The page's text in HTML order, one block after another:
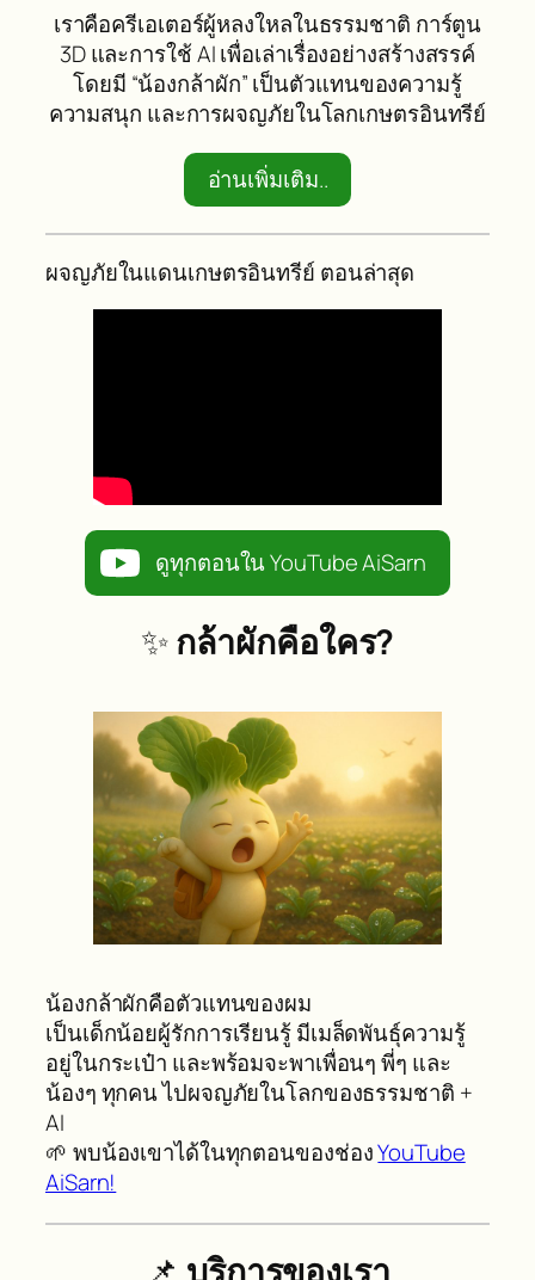
🧑‍🌾 เกี่ยวกับเรา
เราคือครีเอเตอร์ผู้หลงใหลในธรรมชาติ การ์ตูน
3D และการใช้ AI เพื่อเล่าเรื่องอย่างสร้างสรรค์
โดยมี “น้องกล้าผัก” เป็นตัวแทนของความรู้
อ่านเพิ่มเติม..
✨กล้าผักคือใคร?
น้องกล้าผักคือตัวแทนของผม
เป็นเด็กน้อยผู้รักการเรียนรู้ มีเมล็ดพันธุ์ความรู้
อยู่ในกระเป๋า และพร้อมจะพาเพื่อนๆ พี่ๆ และ
น้องๆ ทุกคน ไปผจญภัยในโลกของธรรมชาติ +
AI
🌱 พบน้องเขาได้ในทุกตอนของช่องYouTube